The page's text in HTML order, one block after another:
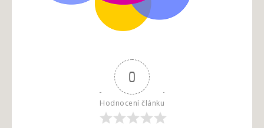
0
Hodnocení článku